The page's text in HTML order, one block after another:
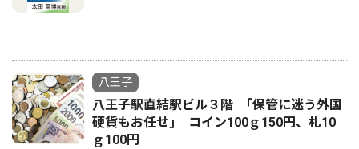
八王子
八王子駅直結駅ビル３階 ｢保管に迷う外国
硬貨もお任せ｣ コイン100ｇ150円、札10
ｇ100円